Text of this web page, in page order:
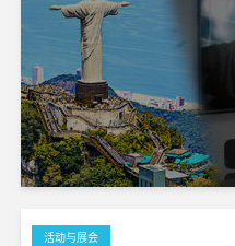
活动与展会